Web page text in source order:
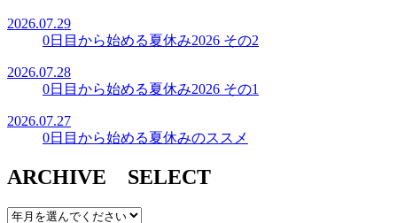
2026.07.29
0日目から始める夏休み2026 その2
2026.07.28
0日目から始める夏休み2026 その1
2026.07.27
0日目から始める夏休みのススメ
ARCHIVE SELECT